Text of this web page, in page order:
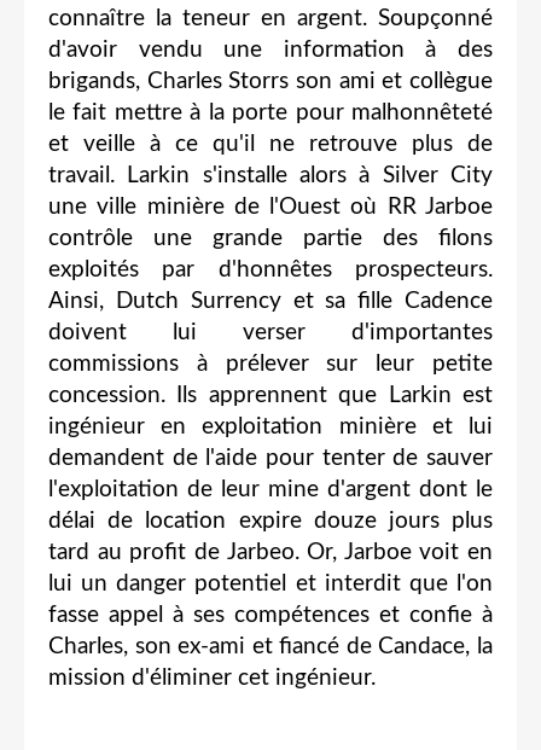
connaître la teneur en argent. Soupçonné
d'avoir vendu une information à des
brigands, Charles Storrs son ami et collègue
le fait mettre à la porte pour malhonnêteté
et veille à ce qu'il ne retrouve plus de
travail. Larkin s'installe alors à Silver City
une ville minière de l'Ouest où RR Jarboe
contrôle une grande partie des filons
exploités par d'honnêtes prospecteurs.
Ainsi, Dutch Surrency et sa fille Cadence
doivent lui verser d'importantes
commissions à prélever sur leur petite
concession. Ils apprennent que Larkin est
ingénieur en exploitation minière et lui
demandent de l'aide pour tenter de sauver
l'exploitation de leur mine d'argent dont le
délai de location expire douze jours plus
tard au profit de Jarbeo. Or, Jarboe voit en
lui un danger potentiel et interdit que l'on
fasse appel à ses compétences et confie à
Charles, son ex-ami et fiancé de Candace, la
mission d'éliminer cet ingénieur.